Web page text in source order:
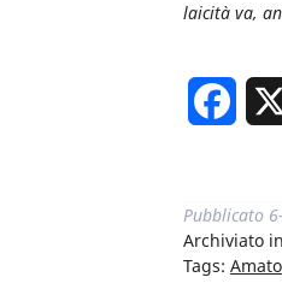
laicità va,
Pubblicato
Archiviato
Tags: Amato